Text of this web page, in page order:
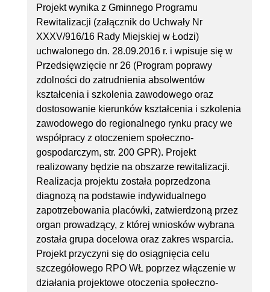
Projekt wynika z Gminnego Programu
Rewitalizacji (załącznik do Uchwały Nr
XXXV/916/16 Rady Miejskiej w Łodzi)
uchwalonego dn. 28.09.2016 r. i wpisuje się w
Przedsięwzięcie nr 26 (Program poprawy
zdolności do zatrudnienia absolwentów
kształcenia i szkolenia zawodowego oraz
dostosowanie kierunków kształcenia i szkolenia
zawodowego do regionalnego rynku pracy we
współpracy z otoczeniem społeczno-
gospodarczym, str. 200 GPR). Projekt
realizowany będzie na obszarze rewitalizacji.
Realizacja projektu została poprzedzona
diagnozą na podstawie indywidualnego
zapotrzebowania placówki, zatwierdzoną przez
organ prowadzący, z której wniosków wybrana
została grupa docelowa oraz zakres wsparcia.
Projekt przyczyni się do osiągnięcia celu
szczegółowego RPO WŁ poprzez włączenie w
działania projektowe otoczenia społeczno-